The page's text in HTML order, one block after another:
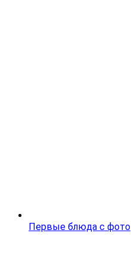
Первые блюда с фото